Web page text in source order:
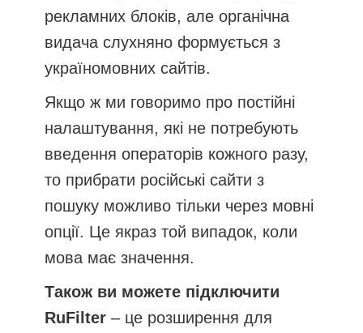
рекламних блоків, але органічна
видача слухняно формується з
україномовних сайтів.
Якщо ж ми говоримо про постійні
налаштування, які не потребують
введення операторів кожного разу,
то прибрати російські сайти з
пошуку можливо тільки через мовні
опції. Це якраз той випадок, коли
мова має значення.
Також ви можете підключити
RuFilter – це розширення для